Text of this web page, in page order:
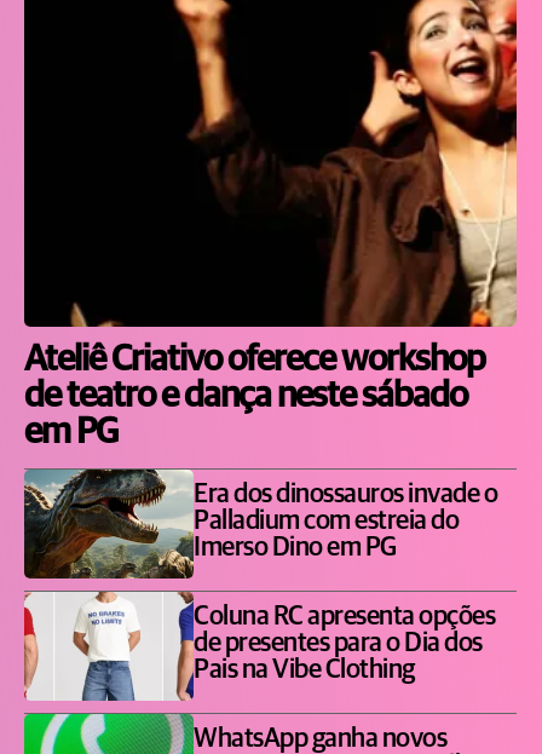
Ateliê Criativo oferece workshop
de teatro e dança neste sábado
em PG
Era dos dinossauros invade o
Palladium com estreia do
Imerso Dino em PG
Coluna RC apresenta opções
de presentes para o Dia dos
Pais na Vibe Clothing
WhatsApp ganha novos